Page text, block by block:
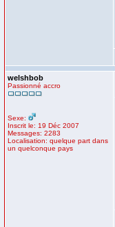
welshbob
Passionné accro
Sexe:
Inscrit le: 19 Déc 2007
Messages: 2283
Localisation: quelque part dans
un quelconque pays